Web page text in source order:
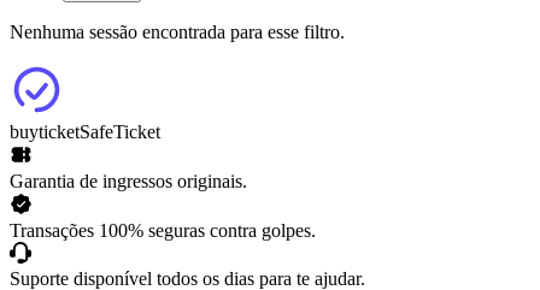
Nenhuma sessão encontrada para esse filtro.
buyticketSafeTicket
Garantia de ingressos originais.
Transações 100% seguras contra golpes.
Suporte disponível todos os dias para te ajudar.